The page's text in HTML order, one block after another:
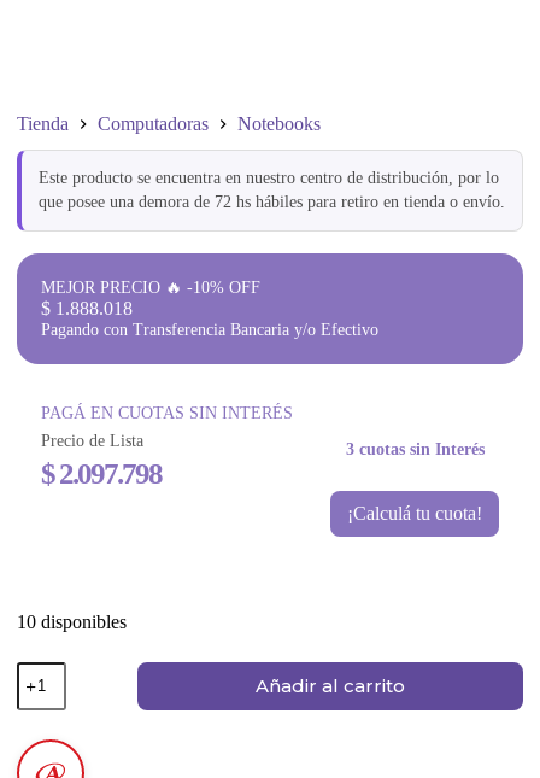
Tienda Computadoras Notebooks
Este producto se encuentra en nuestro centro de distribución, por lo
que posee una demora de 72 hs hábiles para retiro en tienda o envío.
MEJOR PRECIO 🔥 -10% OFF
$ 1.888.018
Pagando con Transferencia Bancaria y/o Efectivo
PAGÁ EN CUOTAS SIN INTERÉS
Precio de Lista
$2.097.798
3 cuotas sin Interés
¡Calculá tu cuota!
10 disponibles
Añadir al carrito